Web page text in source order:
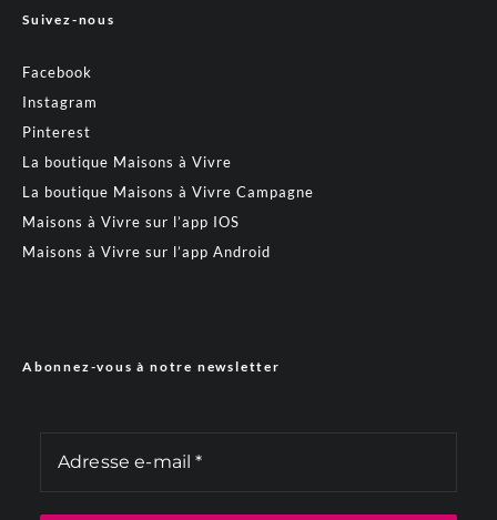
Suivez-nous
Facebook
Instagram
Pinterest
La boutique Maisons à Vivre
La boutique Maisons à Vivre Campagne
Maisons à Vivre sur l’app IOS
Maisons à Vivre sur l’app Android
Abonnez-vous à notre newsletter